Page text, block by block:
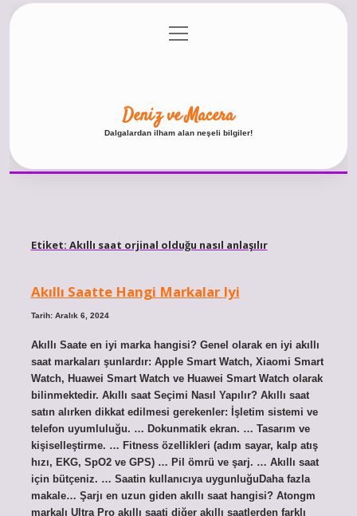
Gizlilik Politikası
menüyü
aç
Deniz ve Macera
Dalgalardan ilham alan neşeli bilgiler!
Etiket: Akıllı saat orjinal olduğu nasıl anlaşılır
Akıllı Saatte Hangi Markalar Iyi
Tarih: Aralık 6, 2024
Akıllı Saate en iyi marka hangisi? Genel olarak en iyi akıllı
saat markaları şunlardır: Apple Smart Watch, Xiaomi Smart
Watch, Huawei Smart Watch ve Huawei Smart Watch olarak
bilinmektedir. Akıllı saat Seçimi Nasıl Yapılır? Akıllı saat
satın alırken dikkat edilmesi gerekenler: İşletim sistemi ve
telefon uyumluluğu. … Dokunmatik ekran. … Tasarım ve
kişiselleştirme. … Fitness özellikleri (adım sayar, kalp atış
hızı, EKG, SpO2 ve GPS) … Pil ömrü ve şarj. … Akıllı saat
için bütçeniz. … Saatin kullanıcıya uygunluğuDaha fazla
makale… Şarjı en uzun giden akıllı saat hangisi? Atongm
markalı Ultra Pro akıllı saati diğer akıllı saatlerden farklı